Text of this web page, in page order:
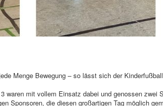
Menge Bewegung – so lässt sich der
waren mit vollem Einsatz dabei und genossen zwei
Sponsoren, die diesen großartigen Tag möglich